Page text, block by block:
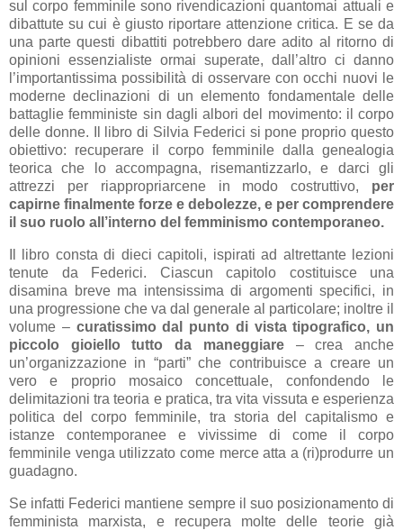
sul corpo femminile sono rivendicazioni quantomai attuali e
dibattute su cui è giusto riportare attenzione critica. E se da
una parte questi dibattiti potrebbero dare adito al ritorno di
opinioni essenzialiste ormai superate, dall’altro ci danno
l’importantissima possibilità di osservare con occhi nuovi le
moderne declinazioni di un elemento fondamentale delle
battaglie femministe sin dagli albori del movimento: il corpo
delle donne. Il libro di Silvia Federici si pone proprio questo
obiettivo: recuperare il corpo femminile dalla genealogia
teorica che lo accompagna, risemantizzarlo, e darci gli
attrezzi per riappropriarcene in modo costruttivo, per
capirne finalmente forze e debolezze, e per comprendere
il suo ruolo all’interno del femminismo contemporaneo.
Il libro consta di dieci capitoli, ispirati ad altrettante lezioni
tenute da Federici. Ciascun capitolo costituisce una
disamina breve ma intensissima di argomenti specifici, in
una progressione che va dal generale al particolare; inoltre il
volume – curatissimo dal punto di vista tipografico, un
piccolo gioiello tutto da maneggiare– crea anche
un’organizzazione in “parti” che contribuisce a creare un
vero e proprio mosaico concettuale, confondendo le
delimitazioni tra teoria e pratica, tra vita vissuta e esperienza
politica del corpo femminile, tra storia del capitalismo e
istanze contemporanee e vivissime di come il corpo
femminile venga utilizzato come merce atta a (ri)produrre un
guadagno.
Se infatti Federici mantiene sempre il suo posizionamento di
femminista marxista, e recupera molte delle teorie già